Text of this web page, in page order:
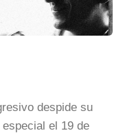
despide su
el 19 de